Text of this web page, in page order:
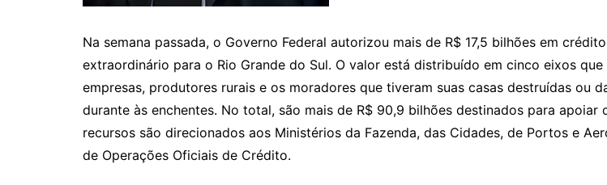
Na semana passada, o Governo Federal autorizou mais de R$ 17,5 bilhões em crédito
extraordinário para o Rio Grande do Sul. O valor está distribuído em cinco eixos que
empresas, produtores rurais e os moradores que tiveram suas casas destruídas ou
durante às enchentes. No total, são mais de R$ 90,9 bilhões destinados para apoiar
recursos são direcionados aos Ministérios da Fazenda, das Cidades, de Portos e
de Operações Oficiais de Crédito.